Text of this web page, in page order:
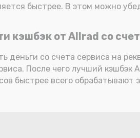
быстрее. В этом можно
кэшбэк от Allrad со
деньги со счета сервиса на
После чего лучший кэшбэк
быстрее всего